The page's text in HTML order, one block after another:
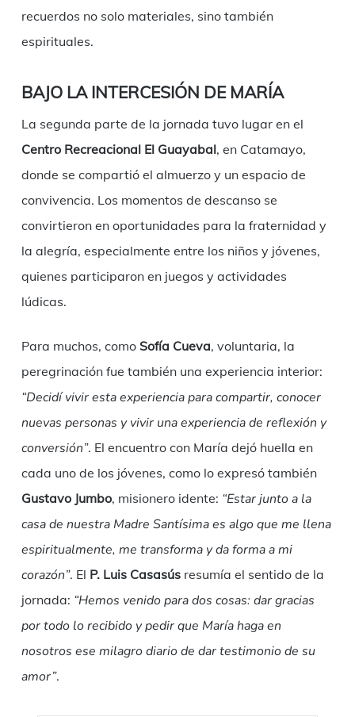
recuerdos no solo materiales, sino también
espirituales.
BAJO LA INTERCESIÓN DE MARÍA
La segunda parte de la jornada tuvo lugar en el
Centro Recreacional El Guayabal, en Catamayo,
donde se compartió el almuerzo y un espacio de
convivencia. Los momentos de descanso se
convirtieron en oportunidades para la fraternidad y
la alegría, especialmente entre los niños y jóvenes,
quienes participaron en juegos y actividades
lúdicas.
Para muchos, como Sofía Cueva, voluntaria, la
peregrinación fue también una experiencia interior:
“Decidí vivir esta experiencia para compartir, conocer
nuevas personas y vivir una experiencia de reflexión y
conversión”. El encuentro con María dejó huella en
cada uno de los jóvenes, como lo expresó también
Gustavo Jumbo, misionero idente: “Estar junto a la
casa de nuestra Madre Santísima es algo que me llena
espiritualmente, me transforma y da forma a mi
corazón”. El P. Luis Casasúsresumía el sentido de la
jornada: “Hemos venido para dos cosas: dar gracias
por todo lo recibido y pedir que María haga en
nosotros ese milagro diario de dar testimonio de su
amor”.